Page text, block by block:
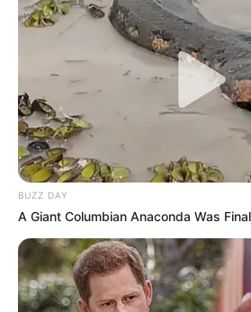
BUZZ DAY
A Giant Columbian Anaconda Was